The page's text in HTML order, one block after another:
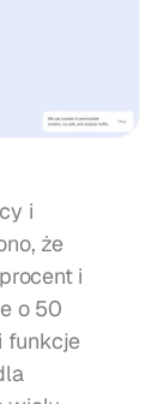
i
że
i
o 50
funkcje